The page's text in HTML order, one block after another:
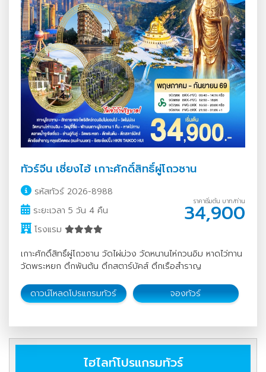
ทัวร์จีน เซี่ยงไฮ้ เกาะศักดิ์สิทธิ์ผู่โถวซาน
รหัสทัวร์ 2026-8988
ระยะเวลา 5 วัน 4 คืน
โรงแรม
ราคาเริ่มต้น บาท/ท่าน
34,900
เกาะศักดิ์สิทธิ์ผู่โถวซาน วัดไผ่ม่วง วัดหนานไห่กวนอิม หาดไว่ทาน
วัดพระหยก ตึกพันต้น ตึกสตาร์บัคส์ ตึกเรือสำราญ
ดาวน์โหลดโปรแกรมทัวร์ จองทัวร์
ไฮไลท์โปรแกรมทัวร์